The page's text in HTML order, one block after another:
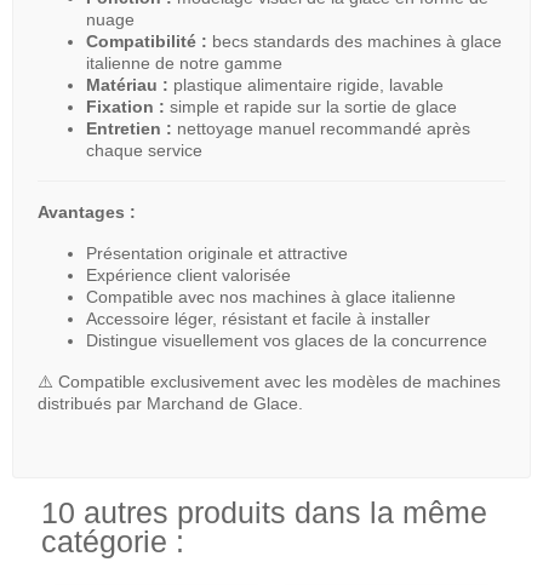
nuage
Compatibilité : becs standards des machines à glace
italienne de notre gamme
Matériau : plastique alimentaire rigide, lavable
Fixation : simple et rapide sur la sortie de glace
Entretien : nettoyage manuel recommandé après
chaque service
Avantages :
Présentation originale et attractive
Expérience client valorisée
Compatible avec nos machines à glace italienne
Accessoire léger, résistant et facile à installer
Distingue visuellement vos glaces de la concurrence
⚠️ Compatible exclusivement avec les modèles de machines
distribués par Marchand de Glace.
10 autres produits dans la même
catégorie :